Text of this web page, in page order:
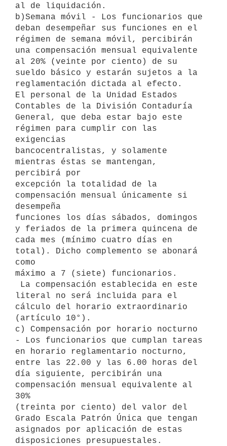
al de liquidación.
b)Semana móvil - Los funcionarios que
deban desempeñar sus funciones en el
régimen de semana móvil, percibirán
una compensación mensual equivalente
al 20% (veinte por ciento) de su
sueldo básico y estarán sujetos a la
reglamentación dictada al efecto.
El personal de la Unidad Estados
Contables de la División Contaduría
General, que deba estar bajo este
régimen para cumplir con las
exigencias
bancocentralistas, y solamente
mientras éstas se mantengan,
percibirá por
excepción la totalidad de la
compensación mensual únicamente si
desempeña
funciones los días sábados, domingos
y feriados de la primera quincena de
cada mes (mínimo cuatro días en
total). Dicho complemento se abonará
como
máximo a 7 (siete) funcionarios.
literal no será incluida para el
cálculo del horario extraordinario
(artículo 10°).
c) Compensación por horario nocturno
- Los funcionarios que cumplan tareas
en horario reglamentario nocturno,
entre las 22.00 y las 6.00 horas del
día siguiente, percibirán una
compensación mensual equivalente al
30%
(treinta por ciento) del valor del
Grado Escala Patrón Única que tengan
asignados por aplicación de estas
disposiciones presupuestales.